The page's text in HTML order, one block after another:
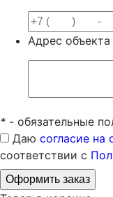
Адрес объекта
* - обязательные
Даю согласие на
соответствии с